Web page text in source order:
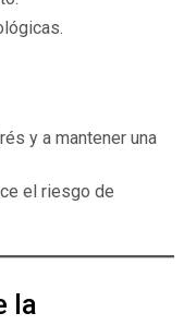
y a mantener una
el riesgo de
la